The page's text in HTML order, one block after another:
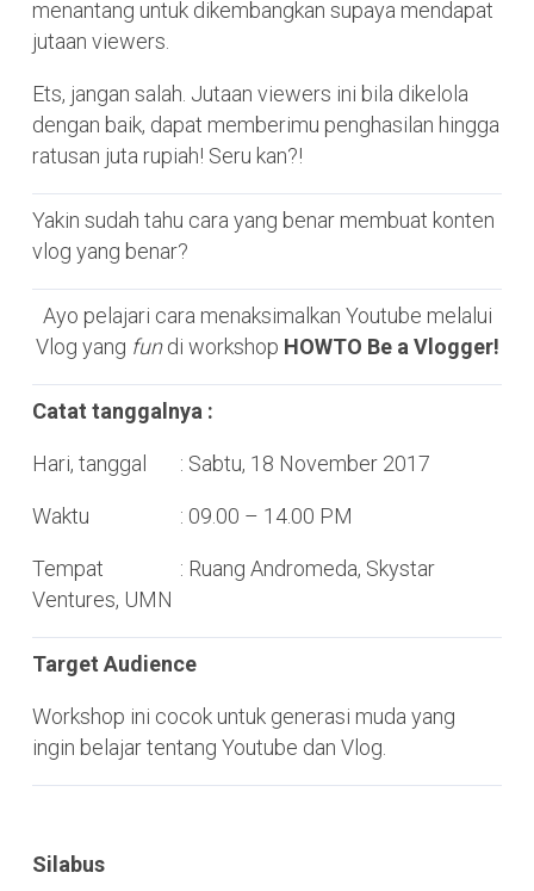
menantang untuk dikembangkan supaya mendapat
jutaan viewers.
Ets, jangan salah. Jutaan viewers ini bila dikelola
dengan baik, dapat memberimu penghasilan hingga
ratusan juta rupiah! Seru kan?!
Yakin sudah tahu cara yang benar membuat konten
vlog yang benar?
Ayo pelajari cara menaksimalkan Youtube melalui
Vlog yang fundi workshop HOWTO Be a Vlogger!
Catat tanggalnya :
Hari, tanggal : Sabtu, 18 November 2017
Waktu : 09.00 – 14.00 PM
Tempat : Ruang Andromeda, Skystar
Ventures, UMN
Target Audience
Workshop ini cocok untuk generasi muda yang
ingin belajar tentang Youtube dan Vlog.
Silabus